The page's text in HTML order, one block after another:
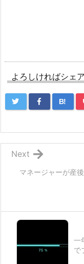
よろしければシェ
B!
マネージャーが産
Next
一
で